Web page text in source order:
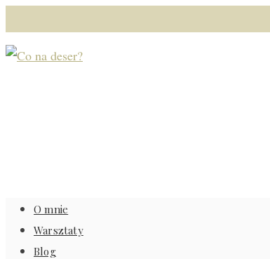
O mnie
Warsztaty
Blog